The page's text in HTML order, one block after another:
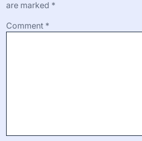
are marked *
Comment *